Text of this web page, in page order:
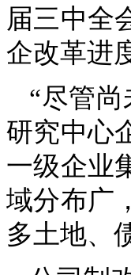
届三中全
企改革进
“尽管
研究中心
一级企业
域分布广
多土地、